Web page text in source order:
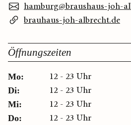
hamburg@braushaus-joh-
brauhaus-joh-albrecht.de
Öffnungszeiten
Mo: 12 - 23 Uhr
Di: 12 - 23 Uhr
Mi: 12 - 23 Uhr
Do: 12 - 23 Uhr